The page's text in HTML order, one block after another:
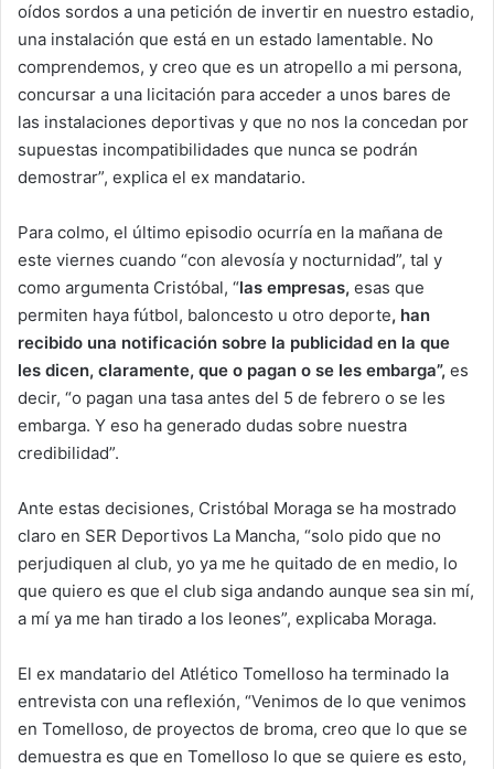
oídos sordos a una petición de invertir en nuestro estadio,
una instalación que está en un estado lamentable. No
comprendemos, y creo que es un atropello a mi persona,
concursar a una licitación para acceder a unos bares de
las instalaciones deportivas y que no nos la concedan por
supuestas incompatibilidades que nunca se podrán
demostrar”, explica el ex mandatario.
Para colmo, el último episodio ocurría en la mañana de
este viernes cuando “con alevosía y nocturnidad”, tal y
como argumenta Cristóbal, “las empresas, esas que
permiten haya fútbol, baloncesto u otro deporte, han
recibido una notificación sobre la publicidad en la que
les dicen, claramente, que o pagan o se les embarga”, es
decir, “o pagan una tasa antes del 5 de febrero o se les
embarga. Y eso ha generado dudas sobre nuestra
credibilidad”.
Ante estas decisiones, Cristóbal Moraga se ha mostrado
claro en SER Deportivos La Mancha, “solo pido que no
perjudiquen al club, yo ya me he quitado de en medio, lo
que quiero es que el club siga andando aunque sea sin mí,
a mí ya me han tirado a los leones”, explicaba Moraga.
El ex mandatario del Atlético Tomelloso ha terminado la
entrevista con una reflexión, “Venimos de lo que venimos
en Tomelloso, de proyectos de broma, creo que lo que se
demuestra es que en Tomelloso lo que se quiere es esto,